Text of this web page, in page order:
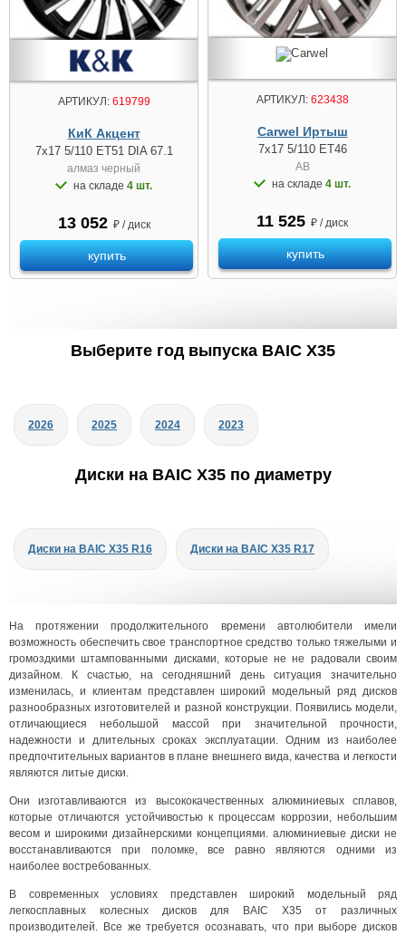
АРТИКУЛ:619799
КиК Акцент
7x17 5/110 ET51 DIA 67.1
алмаз черный
на складе 4 шт.
13 052 ₽ / диск
купить
АРТИКУЛ:623438
Carwel Иртыш
7x17 5/110 ET46
AB
на складе 4 шт.
11 525 ₽ / диск
купить
Выберите год выпуска BAIC X35
2026 2025 2024 2023
Диски на BAIC X35 по диаметру
Диски на BAIC X35 R16 Диски на BAIC X35 R17
На протяжении продолжительного времени автолюбители имели
возможность обеспечить свое транспортное средство только тяжелыми и
громоздкими штампованными дисками, которые не не радовали своим
дизайном. К счастью, на сегодняшний день ситуация значительно
изменилась, и клиентам представлен широкий модельный ряд дисков
разнообразных изготовителей и разной конструкции. Появились модели,
отличающиеся небольшой массой при значительной прочности,
надежности и длительных сроках эксплуатации. Одним из наиболее
предпочтительных вариантов в плане внешнего вида, качества и легкости
являются литые диски.
Они изготавливаются из высококачественных алюминиевых сплавов,
которые отличаются устойчивостью к процессам коррозии, небольшим
весом и широкими дизайнерскими концепциями. алюминиевые диски не
восстанавливаются при поломке, все равно являются одними из
наиболее востребованных.
В современных условиях представлен широкий модельный ряд
легкосплавных колесных дисков для BAIC X35 от различных
производителей. Все же требуется осознавать, что при выборе дисков